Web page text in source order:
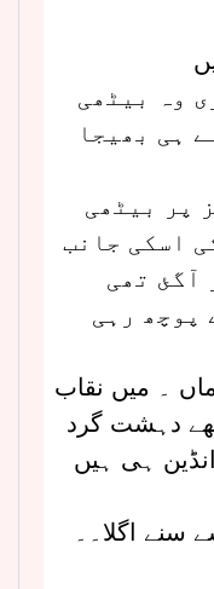
وہ بیٹھی
ہی بھیجا
پر بیٹھی
اسکی جانب
آگئ تھی
پوچھ رہی
۔ میں نقاب
دہشت گرد
انڈین ہی ہیں
اگلا۔۔